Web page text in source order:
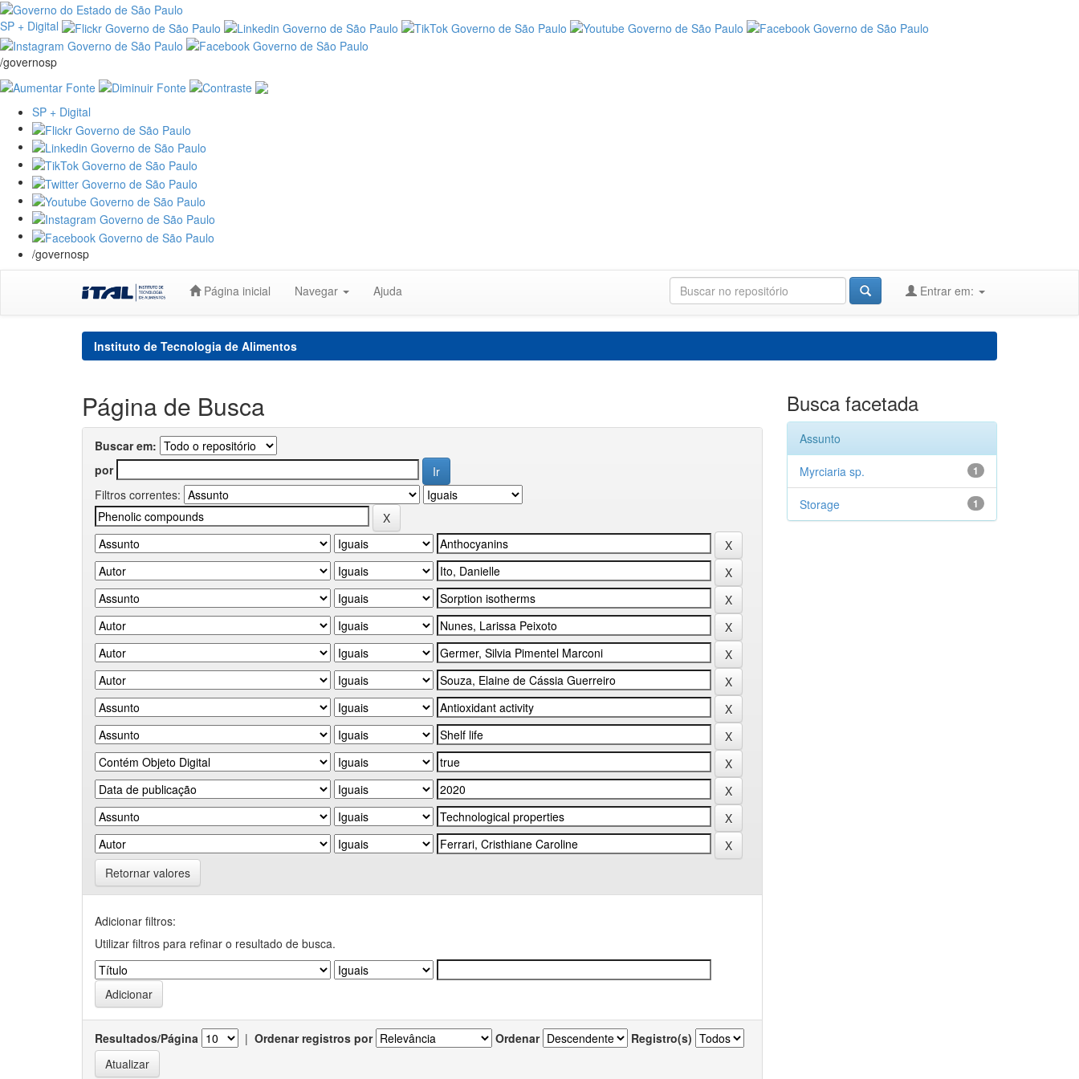
SP + Digital
/governosp
SP + Digital
/governosp
Página inicial Navegar Ajuda Entrar em:
Instituto de Tecnologia de Alimentos
Página de Busca
Buscar em:
por
Filtros correntes:
Retornar valores
Adicionar filtros:
Utilizar filtros para refinar o resultado de busca.
Resultados/Página | Ordenar registros por Ordenar Registro(s)
Busca facetada
Assunto
1
Myrciaria sp.
1
Storage